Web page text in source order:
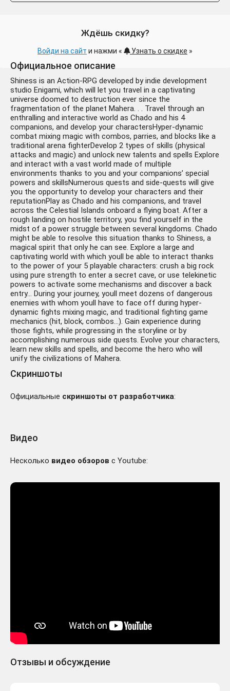
⭐Shiness: The Lightning
Kingdom EU Steam КЛЮЧ 🔑
ЕВРОПА
Ждёшь скидку?
Войди на сайт и нажми « Узнать о скидке »
Официальное описание
Shiness is an Action-RPG developed by indie development
studio Enigami, which will let you travel in a captivating
universe doomed to destruction ever since the
fragmentation of the planet Mahera. . . Travel through an
enthralling and interactive world as Chado and his 4
companions, and develop your charactersHyper-dynamic
combat mixing magic with combos, parries, and blocks like a
traditional arena fighterDevelop 2 types of skills (physical
attacks and magic) and unlock new talents and spells Explore
and interact with a vast world made of multiple
environments thanks to you and your companions’ special
powers and skillsNumerous quests and side-quests will give
you the opportunity to develop your characters and their
reputationPlay as Chado and his companions, and travel
across the Celestial Islands onboard a flying boat. After a
rough landing on hostile territory, you find yourself in the
midst of a power struggle between several kingdoms. Chado
might be able to resolve this situation thanks to Shiness, a
magical spirit that only he can see. Explore a large and
captivating world with which youll be able to interact thanks
to the power of your 5 playable characters: crush a big rock
using pure strength to enter a secret cave, or use telekinetic
powers to activate some mechanisms and discover a back
entry… During your journey, youll meet dozens of dangerous
enemies with whom youll have to face off during hyper-
dynamic fights mixing magic, and traditional fighting game
mechanics (hit, block, combos…). Gain experience during
those fights, while progressing in the storyline or by
accomplishing numerous side quests. Evolve your characters,
learn new skills and spells, and become the hero who will
unify the civilizations of Mahera.
Скриншоты
Официальные скриншоты от разработчика:
Видео
Несколько видео обзоров с Youtube:
Отзывы и обсуждение